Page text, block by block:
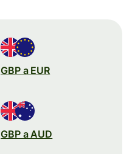
GBP a EUR
GBP a AUD